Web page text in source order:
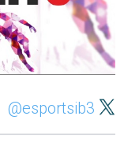
@esportsib3